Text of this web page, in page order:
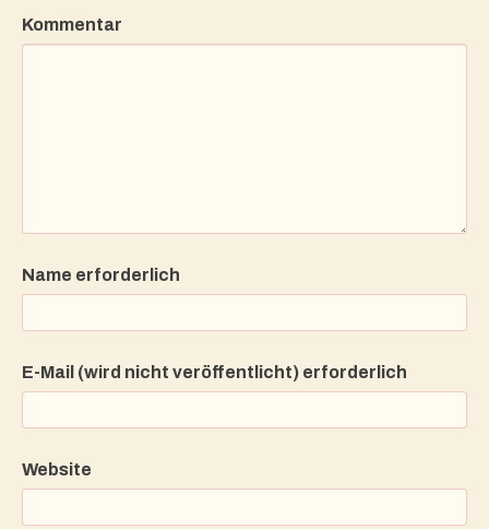
Kommentar
Name erforderlich
E-Mail (wird nicht veröffentlicht) erforderlich
Website